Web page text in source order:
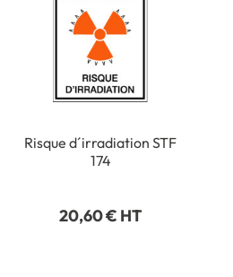
Risque d´irradiation STF
174
20,60 € HT